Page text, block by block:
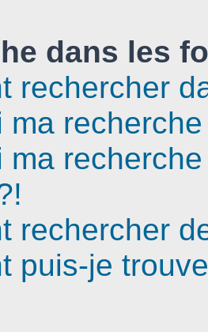
dans les
rechercher
ma
ma
rechercher
puis-je